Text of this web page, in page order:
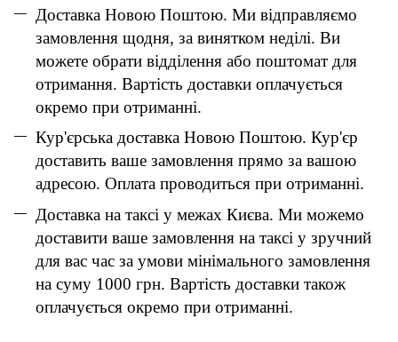
Доставка Новою Поштою. Ми відправляємо
замовлення щодня, за винятком неділі. Ви
можете обрати відділення або поштомат для
отримання. Вартість доставки оплачується
окремо при отриманні.
Кур'єрська доставка Новою Поштою. Кур'єр
доставить ваше замовлення прямо за вашою
адресою. Оплата проводиться при отриманні.
Доставка на таксі у межах Києва. Ми можемо
доставити ваше замовлення на таксі у зручний
для вас час за умови мінімального замовлення
на суму 1000 грн. Вартість доставки також
оплачується окремо при отриманні.